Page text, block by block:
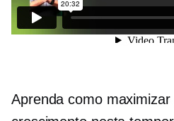
Aprenda como